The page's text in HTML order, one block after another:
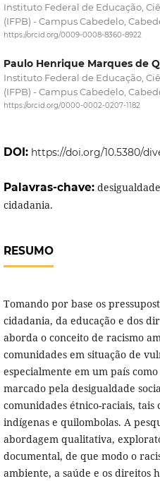
Instituto Federal de Educação,
(IFPB) - Campus Cabedelo,
https://orcid.org/0009-0008-8360-8922
Paulo Henrique Marques de
Instituto Federal de Educação,
(IFPB) - Campus Cabedelo,
https://orcid.org/0000-0002-0207-1182
DOI: https://doi.org/10.5380/
Palavras-chave:
cidadania.
RESUMO
Tomando por base os
cidadania, da educação e dos
aborda o conceito de racismo
comunidades em situação de
especialmente em um país
marcado pela desigualdade
comunidades étnico-raciais,
indígenas e quilombolas. A
abordagem qualitativa,
documental, de que modo o
ambiente, a saúde e os direitos